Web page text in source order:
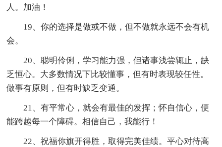
人。加油！
19、你的选择是做或不做，但不做就永远不会有机
会。
20、聪明伶俐，学习能力强，但诸事浅尝辄止，缺
乏恒心。大多数情况下比较懂事，但有时表现较任性。
做事有原则，但有时缺乏变通。
21、有平常心，就会有最佳的发挥；怀自信心，便
能跨越每一个障碍。相信自己，我能行！
22、祝福你旗开得胜，取得完美佳绩。平心对待高